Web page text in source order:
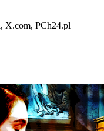
X.com, PCh24.pl